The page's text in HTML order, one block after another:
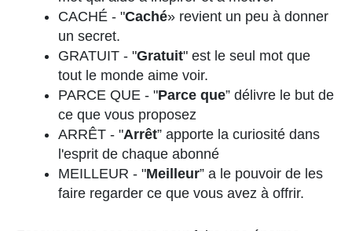
CACHÉ - "Caché» revient un peu à donner
un secret.
GRATUIT - "Gratuit" est le seul mot que
tout le monde aime voir.
PARCE QUE - "Parce que” délivre le but de
ce que vous proposez
ARRÊT - "Arrêt” apporte la curiosité dans
l'esprit de chaque abonné
MEILLEUR - "Meilleur” a le pouvoir de les
faire regarder ce que vous avez à offrir.